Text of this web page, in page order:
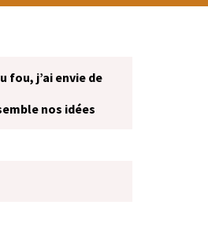
fou, j’ai envie de
nos idées